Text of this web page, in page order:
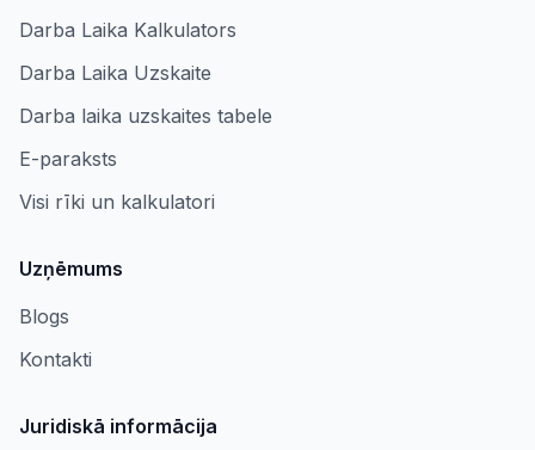
Darba Laika Kalkulators
Darba Laika Uzskaite
Darba laika uzskaites tabele
E-paraksts
Visi rīki un kalkulatori
Uzņēmums
Blogs
Kontakti
Juridiskā informācija